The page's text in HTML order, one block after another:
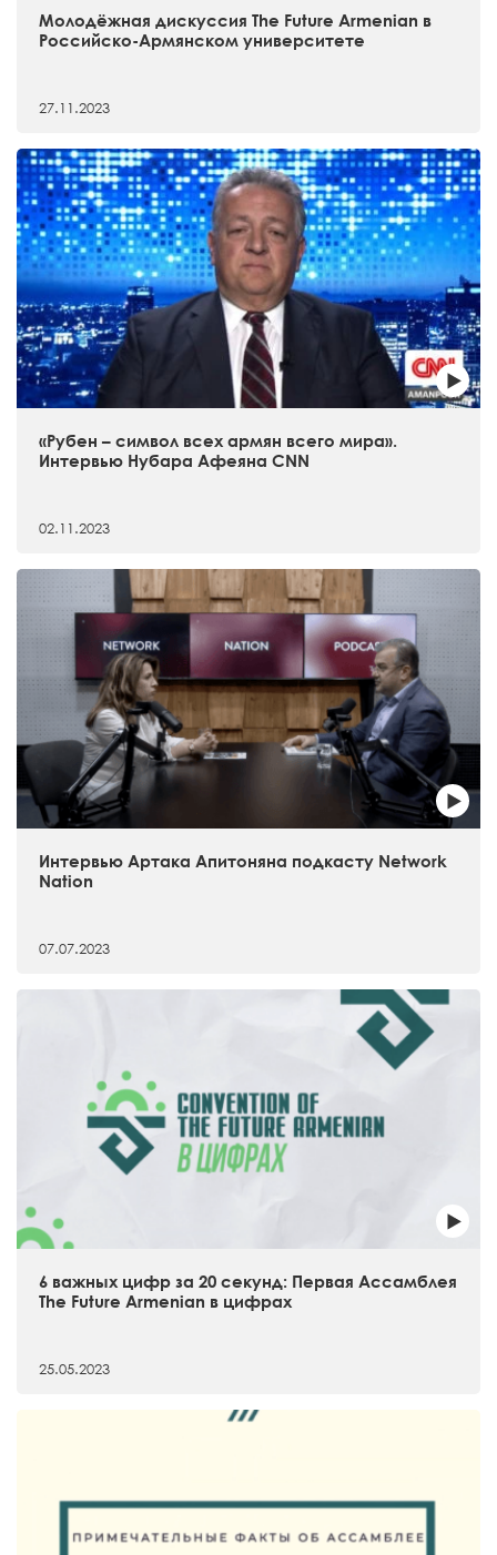
Молодёжная дискуссия The Future Armenian в
Российско-Армянском университете
27.11.2023
«Рубен – символ всех армян всего мира».
Интервью Нубара Афеяна CNN
02.11.2023
Интервью Артака Апитоняна подкасту Network
Nation
07.07.2023
6 важных цифр за 20 секунд: Первая Ассамблея
The Future Armenian в цифрах
25.05.2023